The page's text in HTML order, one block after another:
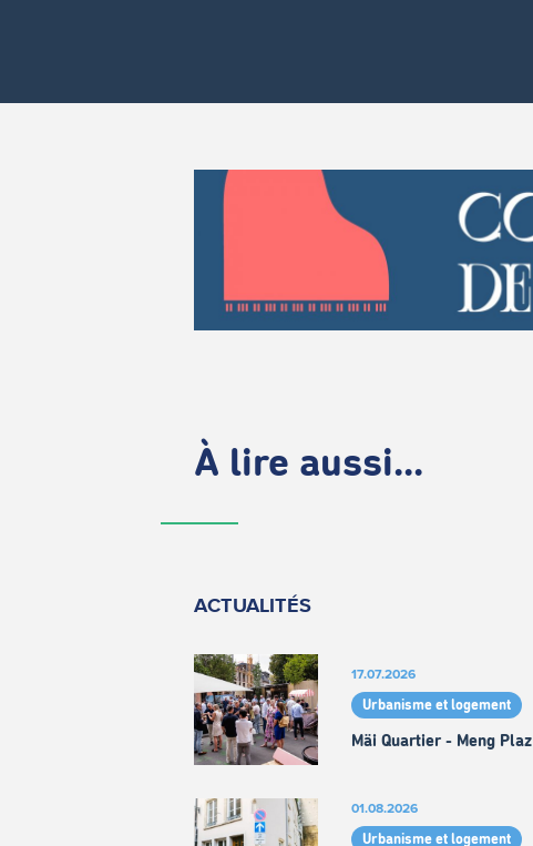
À lire aussi...
ACTUALITÉS
17.07.2026
Urbanisme et logement
Mäi Quartier - Meng Plaz
01.08.2026
Urbanisme et logement